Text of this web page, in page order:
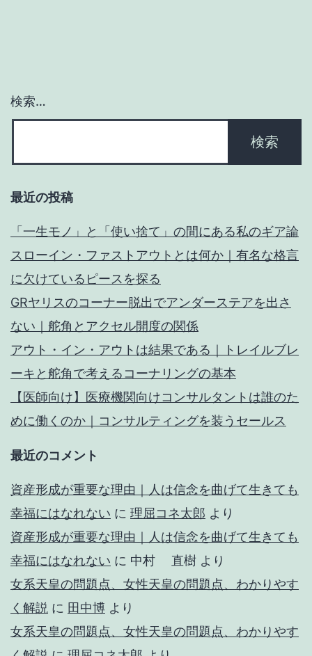
ン
検索…
最近の投稿
「一生モノ」と「使い捨て」の間にある私のギア論
スローイン・ファストアウトとは何か｜有名な格言
に欠けているピースを探る
GRヤリスのコーナー脱出でアンダーステアを出さ
ない｜舵角とアクセル開度の関係
アウト・イン・アウトは結果である｜トレイルブレ
ーキと舵角で考えるコーナリングの基本
【医師向け】医療機関向けコンサルタントは誰のた
めに働くのか｜コンサルティングを装うセールス
最近のコメント
資産形成が重要な理由｜人は信念を曲げて生きても
幸福にはなれない に 理屈コネ太郎 より
資産形成が重要な理由｜人は信念を曲げて生きても
幸福にはなれない に 中村 直樹 より
女系天皇の問題点、女性天皇の問題点、わかりやす
く解説 に 田中博 より
女系天皇の問題点、女性天皇の問題点、わかりやす